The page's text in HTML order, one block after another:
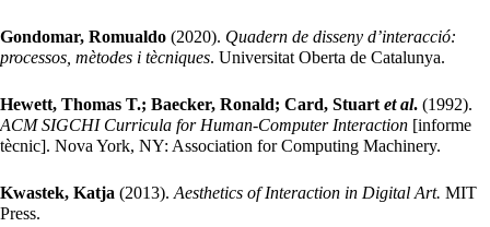
Gondomar, Romualdo (2020). Quadern de disseny d’interacció:
processos, mètodes i tècniques. Universitat Oberta de Catalunya.
Hewett, Thomas T.; Baecker, Ronald; Card, Stuart et al. (1992).
ACM SIGCHI Curricula for Human-Computer Interaction [informe
tècnic]. Nova York, NY: Association for Computing Machinery.
Kwastek, Katja (2013). Aesthetics of Interaction in Digital Art. MIT
Press.